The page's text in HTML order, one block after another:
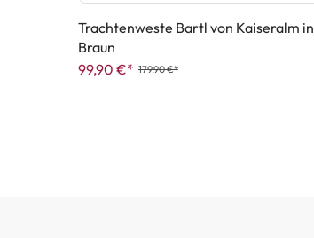
Trachtenweste Bartl von Kaiseralm in
Braun
99,90 €* 179,90 €*